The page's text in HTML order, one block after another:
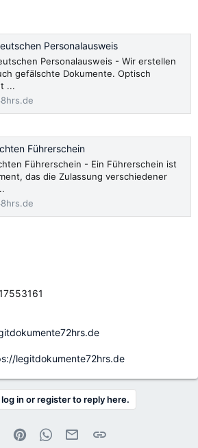
Personalausweis
Personalausweis - Wir erstellen
gefälschte Dokumente. Optisch
...
Führerschein
Führerschein - Ein Führerschein ist
das die Zulassung verschiedener
legitdokumente72hrs.de
in or register to reply here.
Reddit PinterestWhatsApp
Email Link